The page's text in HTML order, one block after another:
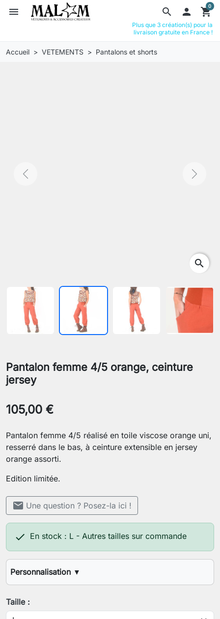
search
menu  shopping_cart
0
Plus que 3 création(s) pour la
livraison gratuite en France !
Accueil VETEMENTS Pantalons et shorts
Previous Next
search
Pantalon femme 4/5 orange, ceinture
jersey
105,00 €
Pantalon femme 4/5 réalisé en toile viscose orange uni,
resserré dans le bas, à ceinture extensible en jersey
orange assorti.
Edition limitée.
mail Une question ? Posez-la ici !
 En stock : L - Autres tailles sur commande
Personnalisation ▼
Longueur d'entrejambes désirée
Taille :